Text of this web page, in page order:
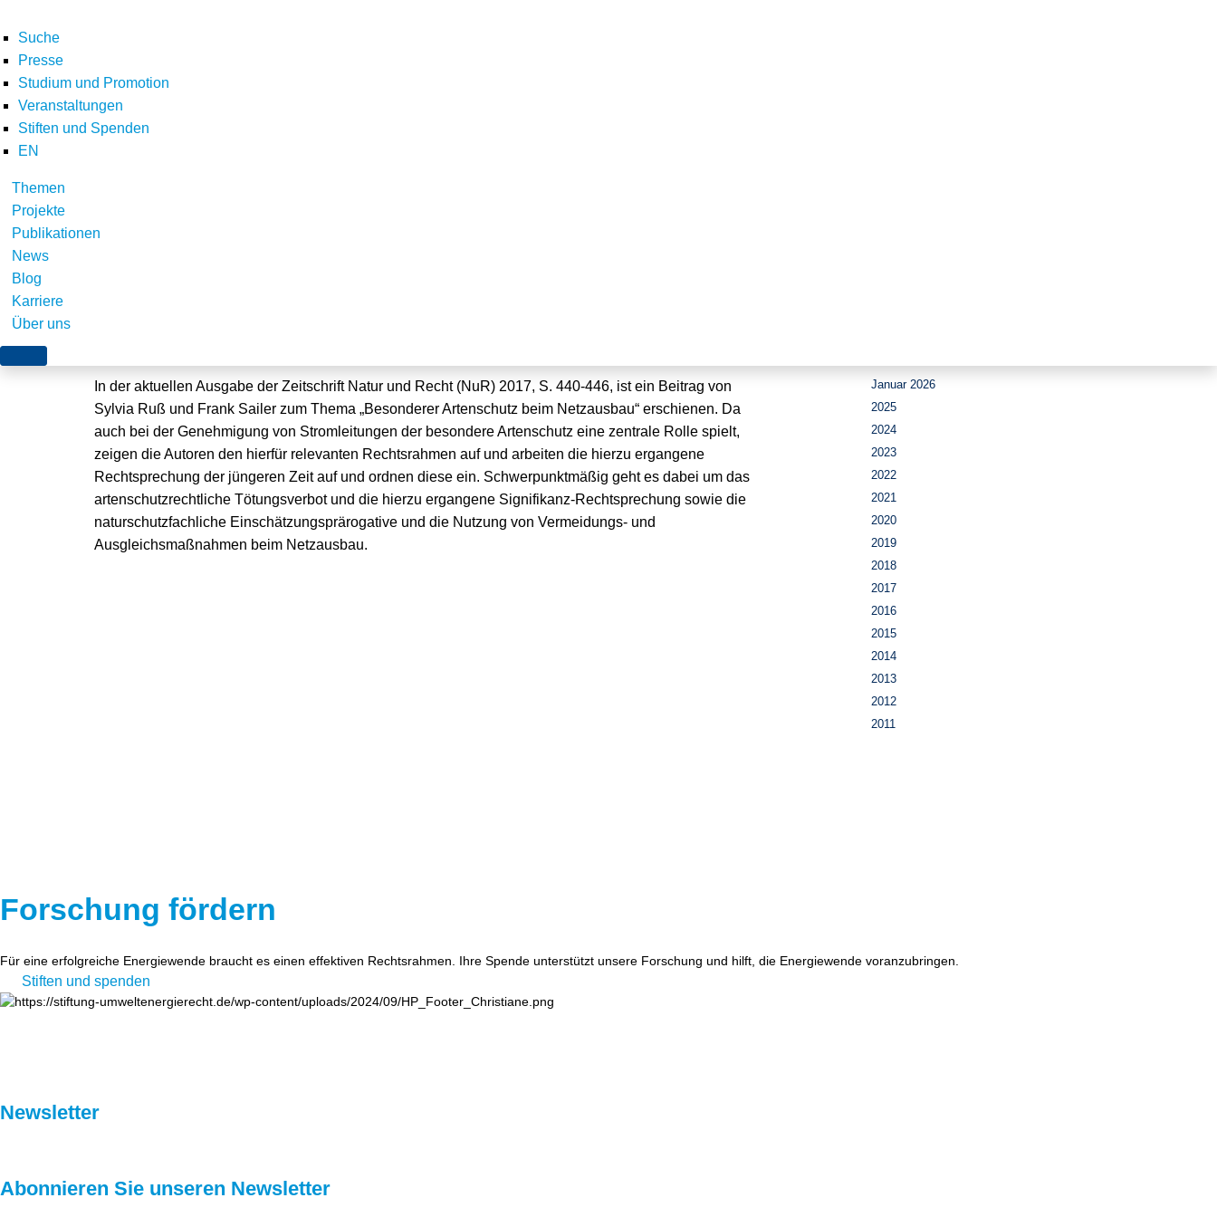
Suche
Presse
Studium und Promotion
Veranstaltungen
Stiften und Spenden
EN
Themen
Projekte
Publikationen
News
Blog
Karriere
Über uns
Netzausbau erschienen
In der aktuellen Ausgabe der Zeitschrift Natur und Recht (NuR) 2017, S. 440-446, ist ein Beitrag von
Sylvia Ruß und Frank Sailer zum Thema „Besonderer Artenschutz beim Netzausbau“ erschienen. Da
auch bei der Genehmigung von Stromleitungen der besondere Artenschutz eine zentrale Rolle spielt,
zeigen die Autoren den hierfür relevanten Rechtsrahmen auf und arbeiten die hierzu ergangene
Rechtsprechung der jüngeren Zeit auf und ordnen diese ein. Schwerpunktmäßig geht es dabei um das
artenschutzrechtliche Tötungsverbot und die hierzu ergangene Signifikanz-Rechtsprechung sowie die
naturschutzfachliche Einschätzungsprärogative und die Nutzung von Vermeidungs- und
Ausgleichsmaßnahmen beim Netzausbau.
Januar 2026
2025
2024
2023
2022
2021
2020
2019
2018
2017
2016
2015
2014
2013
2012
2011
Forschung fördern
Für eine erfolgreiche Energiewende braucht es einen effektiven Rechtsrahmen. Ihre Spende unterstützt unsere Forschung und hilft, die Energiewende voranzubringen.
Stiften und spenden
Newsletter
Abonnieren Sie unseren Newsletter